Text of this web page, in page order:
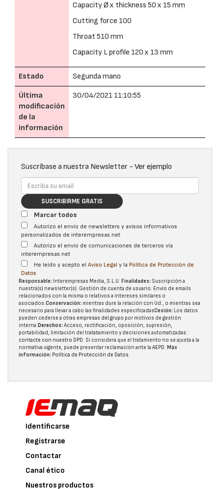
Capacity Ø x thickness 50 x 15 mm
Cutting force 100
Throat 510 mm
Capacity L profile 120 x 13 mm
Estado Segunda mano
Última
modificación
de la
información
30/04/2021 11:10:55
Suscríbase a nuestra Newsletter - Ver ejemplo
SUSCRIBIRME GRATIS
Marcar todos
Autorizo el envío de newsletters y avisos informativos
personalizados de interempresas.net
Autorizo el envío de comunicaciones de terceros vía
interempresas.net
He leído y acepto el Aviso Legal y la Política de Protección de
Datos
Responsable: Interempresas Media, S.L.U. Finalidades: Suscripción a
nuestra(s) newsletter(s). Gestión de cuenta de usuario. Envío de emails
relacionados con la misma o relativos a intereses similares o
asociados.Conservación: mientras dure la relación con Ud., o mientras sea
necesario para llevar a cabo las finalidades especificadasCesión: Los datos
pueden cederse a otras empresas del grupo por motivos de gestión
interna.Derechos: Acceso, rectificación, oposición, supresión,
portabilidad, limitación del tratatamiento y decisiones automatizadas:
contacte con nuestro DPD. Si considera que el tratamiento no se ajusta a la
normativa vigente, puede presentar reclamación ante la AEPD. Más
información: Política de Protección de Datos
Identificarse
Registrarse
Contactar
Canal ético
Nuestros productos